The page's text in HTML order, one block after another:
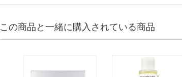
この商品と一緒に購入されている商品